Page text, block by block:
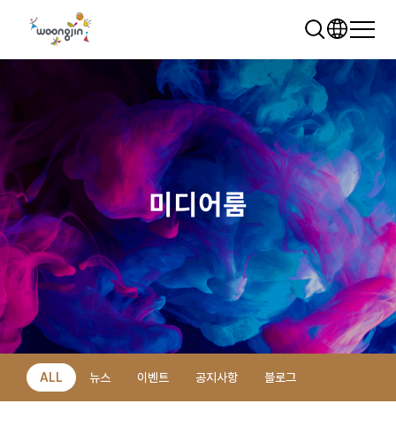
추천 검색어
WRMS WDMS SAP ERP
렌탈 모빌리티 클라우드
미디어룸
ALL 뉴스 이벤트 공지사항 블로그